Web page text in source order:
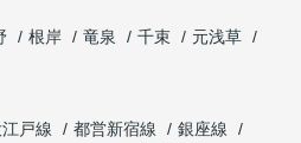
根岸 竜泉 千束
元浅草
戸線 都営新宿線
銀座線